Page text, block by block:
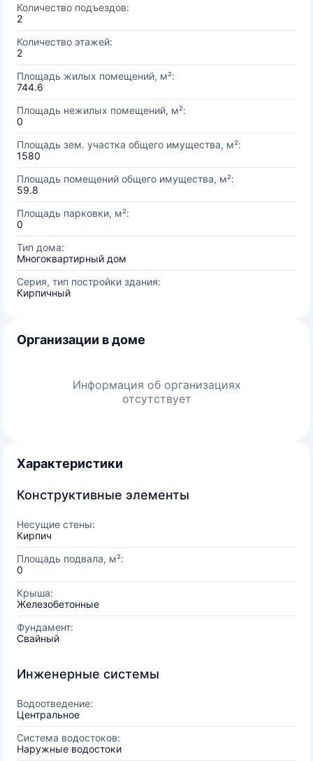
Количество подъездов:
2
Количество этажей:
2
Площадь жилых помещений, м²:
744.6
Площадь нежилых помещений, м²:
0
Площадь зем. участка общего имущества, м²:
1580
Площадь помещений общего имущества, м²:
59.8
Площадь парковки, м²:
0
Тип дома:
Многоквартирный дом
Серия, тип постройки здания:
Кирпичный
Организации в доме
Информация об организациях
отсутствует
Характеристики
Конструктивные элементы
Несущие стены:
Кирпич
Площадь подвала, м²:
0
Крыша:
Железобетонные
Фундамент:
Свайный
Инженерные системы
Водоотведение:
Центральное
Система водостоков:
Наружные водостоки